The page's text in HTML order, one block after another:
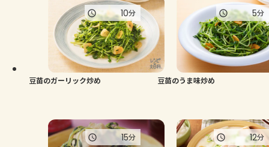
トーク
よくあるお問い合わせ
お買い物
豆苗のガーリック炒め
10分
豆苗のうま味炒め
5分
15分 12分